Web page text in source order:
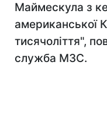
Маймескула з
американської
тисячоліття",
служба МЗС.